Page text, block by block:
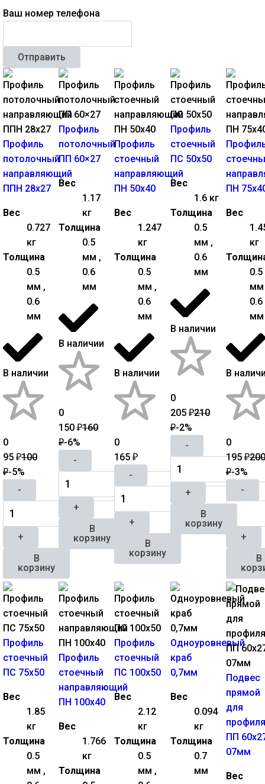
Ваш номер телефона
Отправить
Профиль
потолочный
направляющий
ППН 28х27
Вес
0.727
кг
Толщина
0.5
мм ,
0.6
мм
В наличии
0
95 ₽100
₽-5%
-
+
В
корзину
Профиль
потолочный
ПП 60×27
Вес
1.17
кг
Толщина
0.5
мм ,
0.6
мм
В наличии
0
150₽160
₽-6%
-
+
В
корзину
Профиль
стоечный
направляющий
ПН 50х40
Вес
1.247
кг
Толщина
0.5
мм ,
0.6
мм
В наличии
0
165₽
-
+
В
корзину
Профиль
стоечный
ПС 50х50
Вес
1.6 кг
Толщина
0.5
мм ,
0.6
мм
В наличии
0
205 ₽210
₽-2%
-
+
В
корзину
ПН
Вес
кг
0.5
мм
0.6
мм
В
0
195₽200
₽-3%
-
+
В
Профиль
стоечный
ПС 75х50
Вес
1.85
кг
Толщина
0.5
мм ,
Профиль
стоечный
направляющий
ПН 100х40
Вес
1.766
кг
Толщина
Профиль
стоечный
ПС 100х50
Вес
2.12
кг
Толщина
0.5
мм ,
Одноуровневый
краб
0,7мм
Вес
0.094
кг
Толщина
0.7
мм
Подвес
прямой
для
профиля
ПП
07мм
Вес